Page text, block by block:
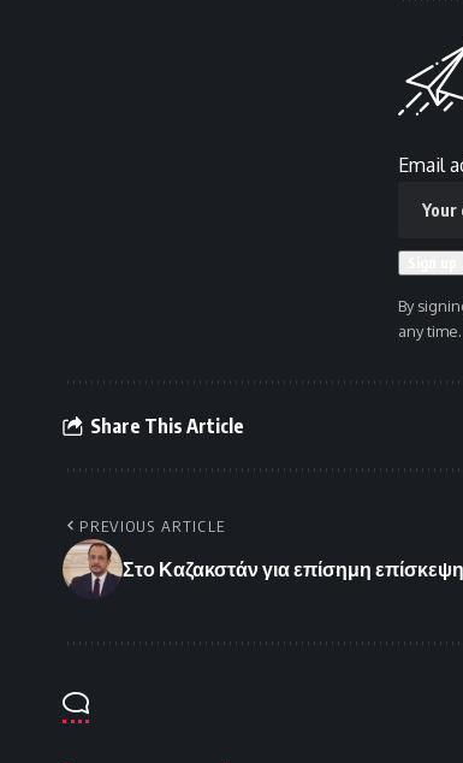
Email
By
any time.
Share This Article
PREVIOUS ARTICLE
Στο Καζακστάν για επίσημη